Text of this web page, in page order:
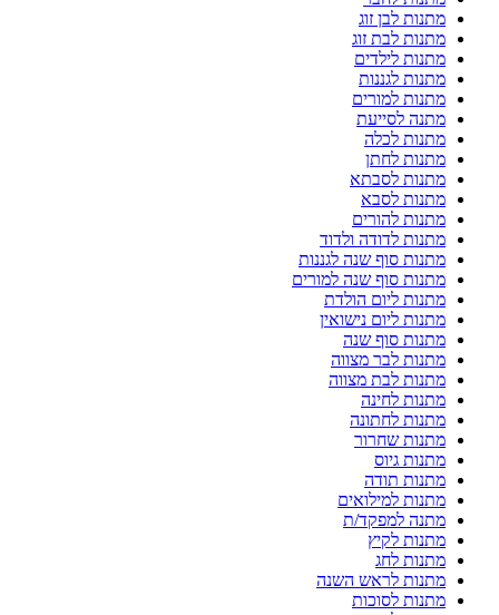
מתנות לבן זוג
מתנות לבת זוג
מתנות לילדים
מתנות לגננות
מתנות למורים
מתנה לסייעת
מתנות לכלה
מתנות לחתן
מתנות לסבתא
מתנות לסבא
מתנות להורים
מתנות לדודה ולדוד
מתנות סוף שנה לגננות
מתנות סוף שנה למורים
מתנות ליום הולדת
מתנות ליום נישואין
מתנות סוף שנה
מתנות לבר מצווה
מתנות לבת מצווה
מתנות לחינה
מתנות לחתונה
מתנות שחרור
מתנות גיוס
מתנות תודה
מתנות למילואים
מתנה למפקד/ת
מתנות לקיץ
מתנות לחג
מתנות לראש השנה
מתנות לסוכות